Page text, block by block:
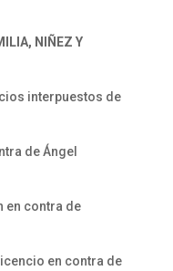
NIÑEZ Y
interpuestos de
de Ángel
en contra de
en contra de